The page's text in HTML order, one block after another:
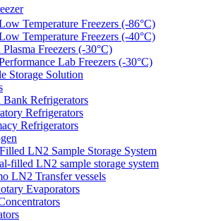
Temperature Freezers (-86°C)
Temperature Freezers (-40°C)
Freezers (-30°C)
Lab Freezers (-30°C)
Storage Solution
Refrigerators
Refrigerators
Refrigerators
LN2 Sample Storage System
filled LN2 sample storage system
LN2 Transfer vessels
Evaporators